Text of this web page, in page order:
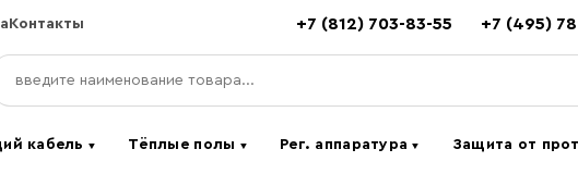
Контакты +7 (812) 703-83-55 +7 (495)
кабель▼ Тёплые полы ▼ Рег. аппаратура▼ Защита от